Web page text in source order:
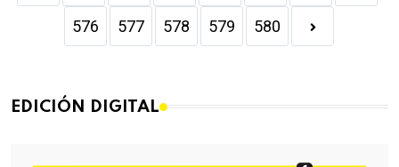
576 577 578 579 580
EDICIÓN DIGITAL